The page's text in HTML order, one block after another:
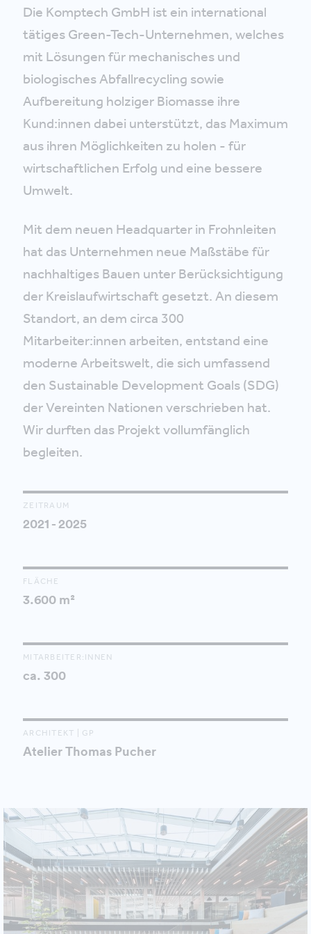
Die Komptech GmbH ist ein international
tätiges Green-Tech-Unternehmen, welches
mit Lösungen für mechanisches und
biologisches Abfallrecycling sowie
Aufbereitung holziger Biomasse ihre
Kund:innen dabei unterstützt, das Maximum
aus ihren Möglichkeiten zu holen - für
wirtschaftlichen Erfolg und eine bessere
Umwelt.
Mit dem neuen Headquarter in Frohnleiten
hat das Unternehmen neue Maßstäbe für
nachhaltiges Bauen unter Berücksichtigung
der Kreislaufwirtschaft gesetzt. An diesem
Standort, an dem circa 300
Mitarbeiter:innen arbeiten, entstand eine
moderne Arbeitswelt, die sich umfassend
den Sustainable Development Goals (SDG)
der Vereinten Nationen verschrieben hat.
Wir durften das Projekt vollumfänglich
begleiten.
ZEITRAUM
2021 - 2025
FLÄCHE
3.600 m²
MITARBEITER:INNEN
ca. 300
ARCHITEKT | GP
Atelier Thomas Pucher